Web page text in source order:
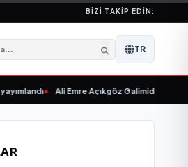
BIZI TAKIP EDIN:
TR
• Ali Emre Açıkgöz Galimidi, Eski AB